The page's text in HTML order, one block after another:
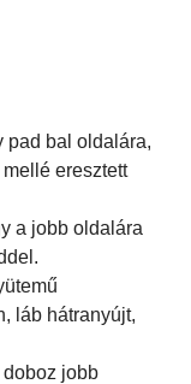
pad bal oldalára,
eresztett
a jobb oldalára
láb hátranyújt,
doboz jobb